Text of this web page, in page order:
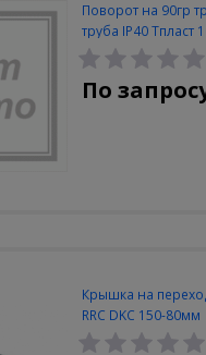
Поворот на 90гр
труба IP40 Тпласт
разъемный
По
Крышка на
RRC DKC 150-80мм